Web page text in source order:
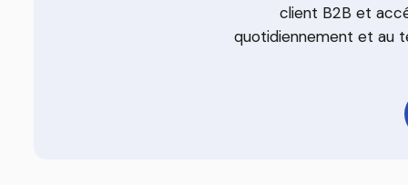
client B2B et
quotidiennement et au